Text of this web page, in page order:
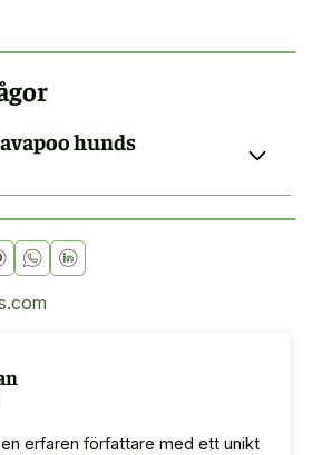
hunds
en erfaren författare med ett unikt